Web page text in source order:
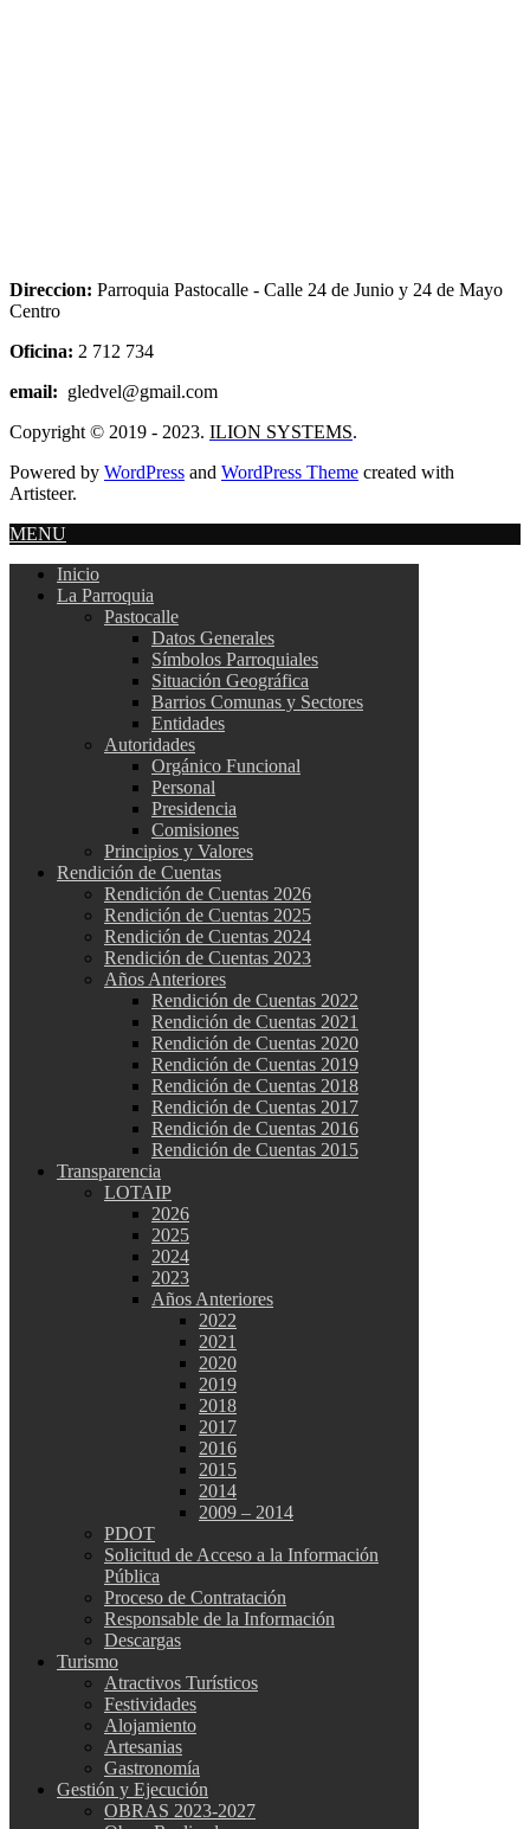
Direccion: Parroquia Pastocalle - Calle 24 de Junio y 24 de Mayo
Centro
Oficina: 2 712 734
email: gledvel@gmail.com
Copyright © 2019 - 2023. ILION SYSTEMS.
Powered by WordPress and WordPress Theme created with
Artisteer.
MENU
Inicio
La Parroquia
Pastocalle
Datos Generales
Símbolos Parroquiales
Situación Geográfica
Barrios Comunas y Sectores
Entidades
Autoridades
Orgánico Funcional
Personal
Presidencia
Comisiones
Principios y Valores
Rendición de Cuentas
Rendición de Cuentas 2026
Rendición de Cuentas 2025
Rendición de Cuentas 2024
Rendición de Cuentas 2023
Años Anteriores
Rendición de Cuentas 2022
Rendición de Cuentas 2021
Rendición de Cuentas 2020
Rendición de Cuentas 2019
Rendición de Cuentas 2018
Rendición de Cuentas 2017
Rendición de Cuentas 2016
Rendición de Cuentas 2015
Transparencia
LOTAIP
2026
2025
2024
2023
Años Anteriores
2022
2021
2020
2019
2018
2017
2016
2015
2014
2009 – 2014
PDOT
Solicitud de Acceso a la Información
Pública
Proceso de Contratación
Responsable de la Información
Descargas
Turismo
Atractivos Turísticos
Festividades
Alojamiento
Artesanias
Gastronomía
Gestión y Ejecución
OBRAS 2023-2027